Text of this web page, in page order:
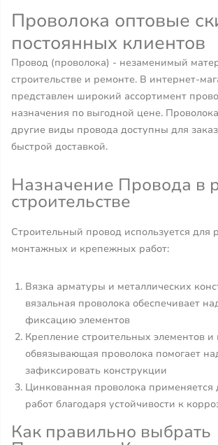
Проволока оптовые
постоянных клиентов
Провод (проволока) - незаменимый
строительстве и ремонте. В интернет-
представлен широкий ассортимент
назначения по выгодной цене.
другие виды провода доступны для
быстрой доставкой.
Назначение Провода в
строительстве
Строительный провод используется для
монтажных и крепежных работ:
Вязка арматуры и металлических
вязальная проволока обеспечивает
фиксацию элементов
Крепление строительных элементов и
обвязывающая проволока помогает
зафиксировать конструкции
Цинкованная проволока
работ благодаря устойчивости к
Как правильно выбрать